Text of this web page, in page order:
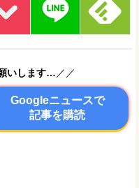
いします… ／／
Googleニュースで
記事を購読